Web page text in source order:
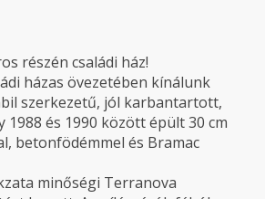
részén családi ház!
házas övezetében kínálunk
szerkezetű, jól karbantartott,
1988 és 1990 között épült 30 cm
betonfödémmel és Bramac
minőségi Terranova